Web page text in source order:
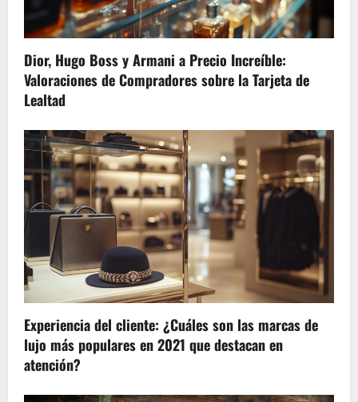
Dior, Hugo Boss y Armani a Precio Increíble:
Valoraciones de Compradores sobre la Tarjeta de
Lealtad
Experiencia del cliente: ¿Cuáles son las marcas de
lujo más populares en 2021 que destacan en
atención?